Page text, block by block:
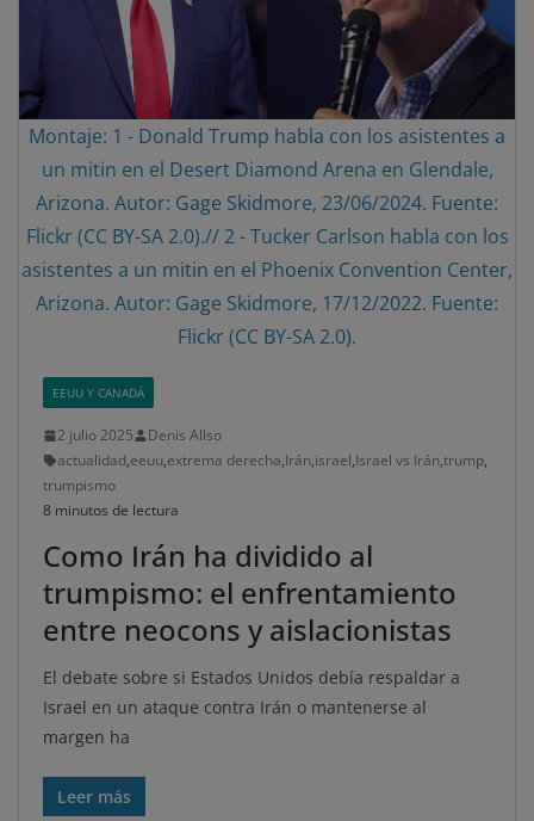
Montaje: 1 - Donald Trump habla con los asistentes a
un mitin en el Desert Diamond Arena en Glendale,
Arizona. Autor: Gage Skidmore, 23/06/2024. Fuente:
Flickr (CC BY-SA 2.0).// 2 - Tucker Carlson habla con los
asistentes a un mitin en el Phoenix Convention Center,
Arizona. Autor: Gage Skidmore, 17/12/2022. Fuente:
Flickr (CC BY-SA 2.0).
EEUU Y CANADÁ
2 julio 2025
Denis Allso
actualidad,eeuu,extrema derecha,Irán,israel,Israel vs Irán,trump,
trumpismo
8 minutos de lectura
Como Irán ha dividido al
trumpismo: el enfrentamiento
entre neocons y aislacionistas
El debate sobre si Estados Unidos debía respaldar a
Israel en un ataque contra Irán o mantenerse al
margen ha
Leer más